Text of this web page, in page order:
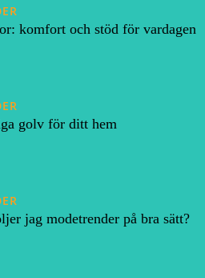
komfort och stöd för vardagen
golv för ditt hem
jag modetrender på bra sätt?